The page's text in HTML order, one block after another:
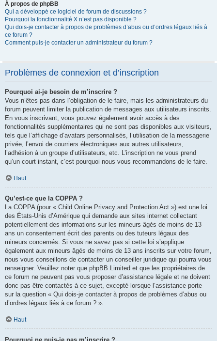
À propos de phpBB
Qui a développé ce logiciel de forum de discussions ?
Pourquoi la fonctionnalité X n’est pas disponible ?
Qui dois-je contacter à propos de problèmes d’abus ou d’ordres légaux liés à
ce forum ?
Comment puis-je contacter un administrateur du forum ?
Problèmes de connexion et d’inscription
Pourquoi ai-je besoin de m’inscrire ?
Vous n’êtes pas dans l’obligation de le faire, mais les administrateurs du
forum peuvent limiter la publication de messages aux utilisateurs inscrits.
En vous inscrivant, vous pouvez également avoir accès à des
fonctionnalités supplémentaires qui ne sont pas disponibles aux visiteurs,
tels que l’affichage d’avatars personnalisés, l’utilisation de la messagerie
privée, l’envoi de courriers électroniques aux autres utilisateurs,
l’adhésion à un groupe d’utilisateurs, etc. L’inscription ne vous prend
qu’un court instant, c’est pourquoi nous vous recommandons de le faire.
Haut
Qu’est-ce que la COPPA ?
La COPPA (pour « Child Online Privacy and Protection Act ») est une loi
des États-Unis d’Amérique qui demande aux sites internet collectant
potentiellement des informations sur les mineurs âgés de moins de 13
ans un consentement écrit des parents ou des tuteurs légaux des
mineurs concernés. Si vous ne savez pas si cette loi s’applique
également aux mineurs âgés de moins de 13 ans inscrits sur votre forum,
nous vous conseillons de contacter un conseiller juridique qui pourra vous
renseigner. Veuillez noter que phpBB Limited et que les propriétaires de
ce forum ne peuvent pas vous proposer d’assistance légale et ne doivent
donc pas être contactés à ce sujet, excepté lorsque l’assistance porte
sur la question « Qui dois-je contacter à propos de problèmes d’abus ou
d’ordres légaux liés à ce forum ? ».
Haut